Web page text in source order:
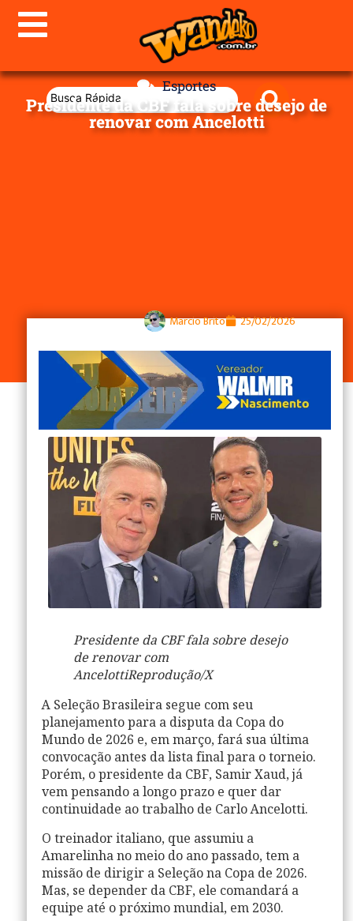
Esportes
Presidente da CBF fala sobre desejo de
renovar com Ancelotti
Marcio Brito 25/02/2026
Presidente da CBF fala sobre desejo
de renovar com
AncelottiReprodução/X
ASeleção Brasileirasegue com seu
planejamento para a disputa daCopa do
Mundo de 2026 e, em março, fará sua última
convocação antes da lista final para o torneio.
Porém, o presidente daCBF,Samir Xaud, já
vem pensando a longo prazo e quer dar
continuidade ao trabalho de Carlo Ancelotti.
O treinador italiano, que assumiu a
Amarelinha no meio do ano passado, tem a
missão de dirigir a Seleção naCopa de 2026.
Mas, se depender daCBF, ele comandará a
equipe até o próximo mundial, em 2030.